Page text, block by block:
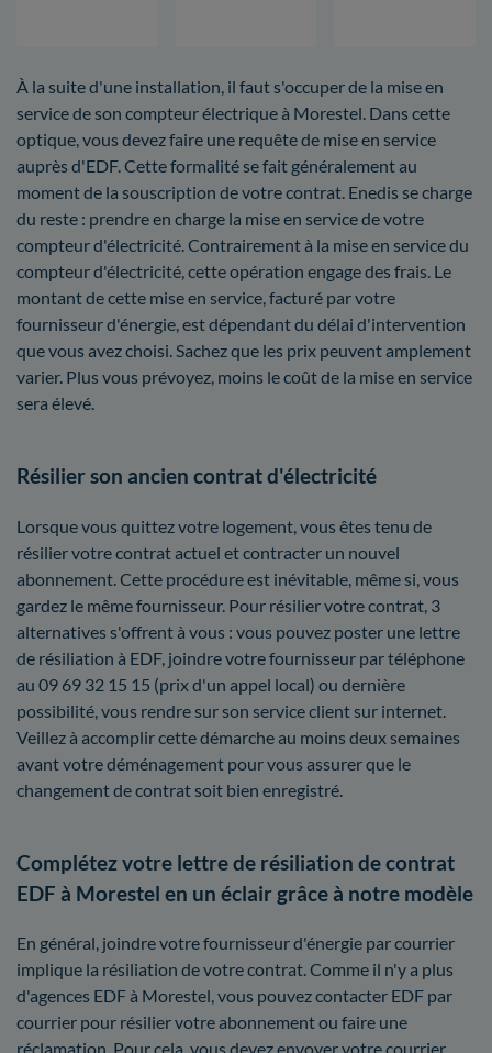
À la suite d'une installation, il faut s'occuper de la mise en
service de son compteur électrique à Morestel. Dans cette
optique, vous devez faire une requête de mise en service
auprès d'EDF. Cette formalité se fait généralement au
moment de la souscription de votre contrat. Enedis se charge
du reste : prendre en charge la mise en service de votre
compteur d'électricité. Contrairement à la mise en service du
compteur d'électricité, cette opération engage des frais. Le
montant de cette mise en service, facturé par votre
fournisseur d'énergie, est dépendant du délai d'intervention
que vous avez choisi. Sachez que les prix peuvent amplement
varier. Plus vous prévoyez, moins le coût de la mise en service
sera élevé.
Résilier son ancien contrat d'électricité
Lorsque vous quittez votre logement, vous êtes tenu de
résilier votre contrat actuel et contracter un nouvel
abonnement. Cette procédure est inévitable, même si, vous
gardez le même fournisseur. Pour résilier votre contrat, 3
alternatives s'offrent à vous : vous pouvez poster une lettre
de résiliation à EDF, joindre votre fournisseur par téléphone
au 09 69 32 15 15 (prix d'un appel local) ou dernière
possibilité, vous rendre sur son service client sur internet.
Veillez à accomplir cette démarche au moins deux semaines
avant votre déménagement pour vous assurer que le
changement de contrat soit bien enregistré.
Complétez votre lettre de résiliation de contrat
EDF à Morestel en un éclair grâce à notre modèle
En général, joindre votre fournisseur d'énergie par courrier
implique la résiliation de votre contrat. Comme il n'y a plus
d'agences EDF à Morestel, vous pouvez contacter EDF par
courrier pour résilier votre abonnement ou faire une
réclamation. Pour cela, vous devez envoyer votre courrier